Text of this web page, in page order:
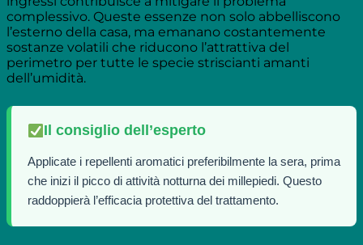
complessivo. Queste essenze non solo abbelliscono
l’esterno della casa, ma emanano costantemente
sostanze volatili che riducono l’attrattiva del
perimetro per tutte le specie striscianti amanti
dell’umidità.
Il consiglio dell’esperto
Applicate i repellenti aromatici preferibilmente la sera, prima
che inizi il picco di attività notturna dei millepiedi. Questo
raddoppierà l’efficacia protettiva del trattamento.